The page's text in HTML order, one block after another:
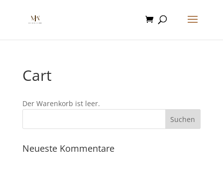
Cart
Der Warenkorb ist leer.
Neueste Kommentare